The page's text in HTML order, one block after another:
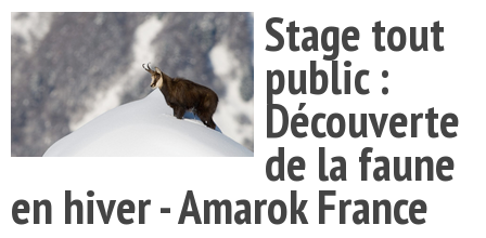
T. Responsable
Destinations
Acteurs
Thèmes
OK
Stage tout
public :
Découverte
de la faune
en hiver - Amarok France